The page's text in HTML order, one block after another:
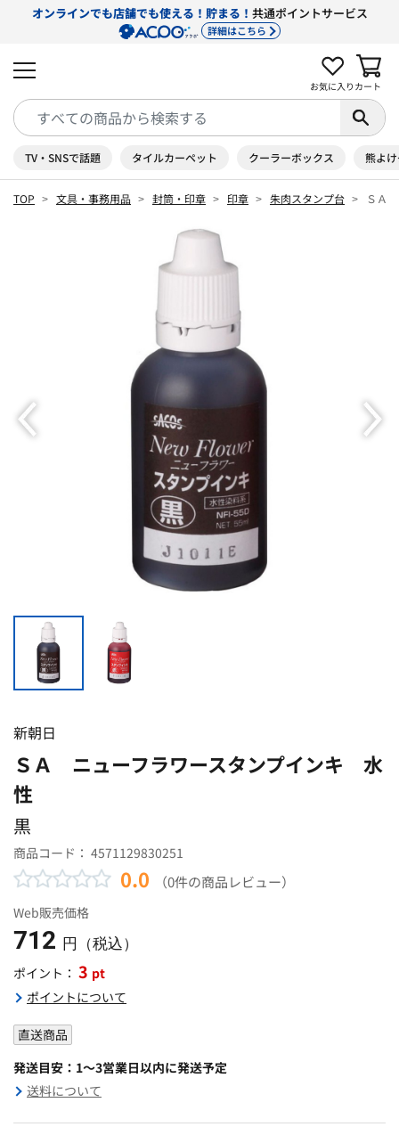
オンラインでも店舗でも使える！貯まる！ 共通ポイントサービス
詳細はこちら
お気に入り カート
TV・SNSで話題 タイルカーペット クーラーボックス 熊よ
TOP 文具・事務用品 封筒・印章 印章 朱肉スタンプ台 ＳＡ
新朝日
ＳＡ ニューフラワースタンプインキ 水
性
黒
商品コード： 4571129830251
0.0 （0件の商品レビュー）
Web販売価格
712 円（税込）
ポイント： 3 pt
ポイントについて
直送商品
発送目安：1～3営業日以内に発送予定
送料について